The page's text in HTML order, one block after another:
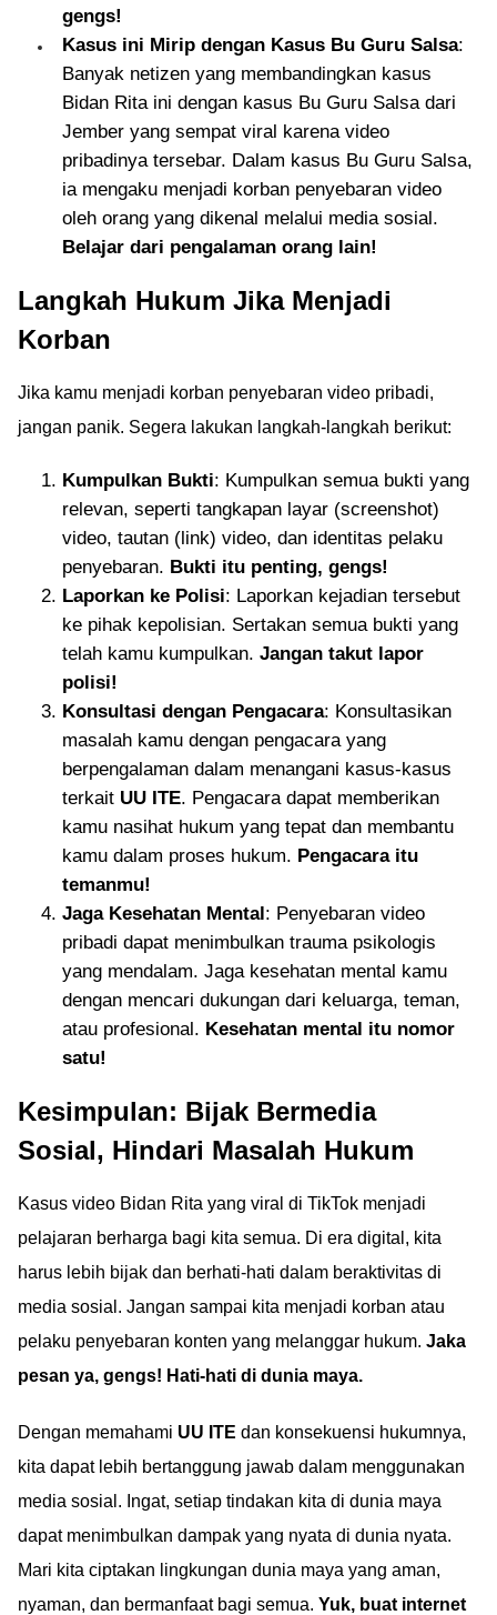
gengs!
Kasus ini Mirip dengan Kasus Bu Guru Salsa:
Banyak netizen yang membandingkan kasus
Bidan Rita ini dengan kasus Bu Guru Salsa dari
Jember yang sempat viral karena video
pribadinya tersebar. Dalam kasus Bu Guru Salsa,
ia mengaku menjadi korban penyebaran video
oleh orang yang dikenal melalui media sosial.
Belajar dari pengalaman orang lain!
Langkah Hukum Jika Menjadi
Korban
Jika kamu menjadi korban penyebaran video pribadi,
jangan panik. Segera lakukan langkah-langkah berikut:
Kumpulkan Bukti: Kumpulkan semua bukti yang
relevan, seperti tangkapan layar (screenshot)
video, tautan (link) video, dan identitas pelaku
penyebaran. Bukti itu penting, gengs!
Laporkan ke Polisi: Laporkan kejadian tersebut
ke pihak kepolisian. Sertakan semua bukti yang
telah kamu kumpulkan. Jangan takut lapor
polisi!
Konsultasi dengan Pengacara: Konsultasikan
masalah kamu dengan pengacara yang
berpengalaman dalam menangani kasus-kasus
terkait UU ITE. Pengacara dapat memberikan
kamu nasihat hukum yang tepat dan membantu
kamu dalam proses hukum. Pengacara itu
temanmu!
Jaga Kesehatan Mental: Penyebaran video
pribadi dapat menimbulkan trauma psikologis
yang mendalam. Jaga kesehatan mental kamu
dengan mencari dukungan dari keluarga, teman,
atau profesional. Kesehatan mental itu nomor
satu!
Kesimpulan: Bijak Bermedia
Sosial, Hindari Masalah Hukum
Kasus video Bidan Rita yang viral di TikTok menjadi
pelajaran berharga bagi kita semua. Di era digital, kita
harus lebih bijak dan berhati-hati dalam beraktivitas di
media sosial. Jangan sampai kita menjadi korban atau
pelaku penyebaran konten yang melanggar hukum. Jaka
pesan ya, gengs! Hati-hati di dunia maya.
Dengan memahami UU ITE dan konsekuensi hukumnya,
kita dapat lebih bertanggung jawab dalam menggunakan
media sosial. Ingat, setiap tindakan kita di dunia maya
dapat menimbulkan dampak yang nyata di dunia nyata.
Mari kita ciptakan lingkungan dunia maya yang aman,
nyaman, dan bermanfaat bagi semua. Yuk, buat internet